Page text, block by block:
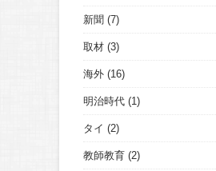
新聞 (7)
取材 (3)
海外 (16)
明治時代 (1)
タイ (2)
教師教育 (2)